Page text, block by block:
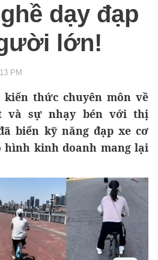
dạy đạp
lớn!
PM
kiến thức chuyên môn về
và sự nhạy bén với thị
biến kỹ năng đạp xe cơ
hình kinh doanh mang lại